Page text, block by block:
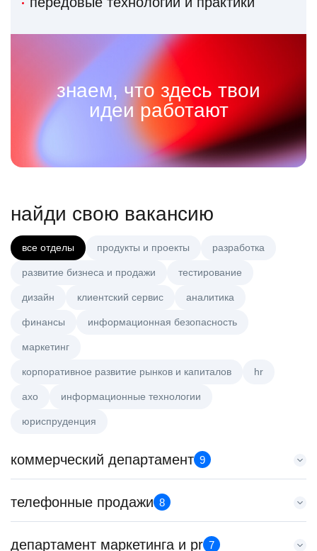
знаем, что здесь твои
идеи работают
найди свою вакансию
все отделы продукты и проекты разработка
развитие бизнеса и продажи тестирование
дизайн клиентский сервис аналитика
финансы информационная безопасность
маркетинг
корпоративное развитие рынков и капиталов hr
axo информационные технологии
юриспруденция
коммерческий департамент 9
Тренер по развитию компетенций продаж
HeadHunter::Коммерческий департамент
з/п не указана
телефонные продажи 8
Менеджер по привлечению клиентов (B2B)
департамент маркетинга и pr 7